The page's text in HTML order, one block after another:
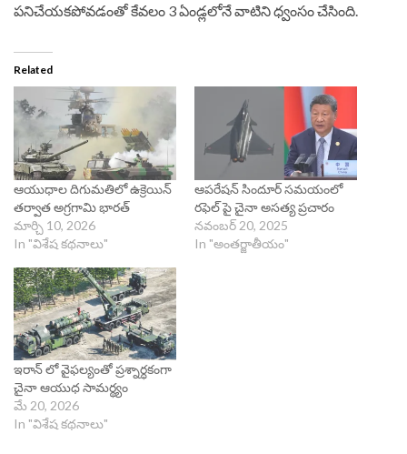
పనిచేయకపోవడంతో కేవలం 3 ఏండ్లలోనే వాటిని ధ్వంసం చేసింది.
Related
ఆయుధాల దిగుమ‌తిలో ఉక్రెయిన్
తర్వాత అగ్రగామి భారత్
మార్చి 10, 2026
In "విశేష కథనాలు"
ఆపరేషన్‌ సిందూర్‌ సమయంలో
రఫెల్ పై చైనా అసత్య ప్రచారం
నవంబర్ 20, 2025
In "అంతర్జాతీయం"
ఇరాన్ లో వైఫల్యంతో ప్రశ్నార్ధకంగా
చైనా ఆయుధ సామర్థ్యం
మే 20, 2026
In "విశేష కథనాలు"